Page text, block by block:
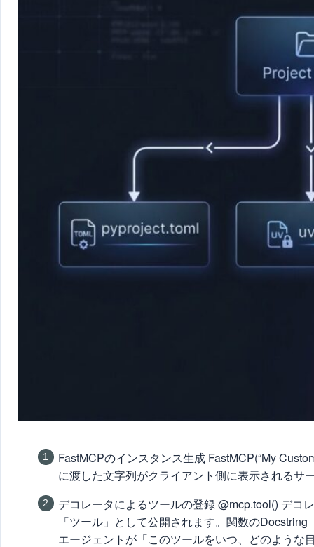
FastMCPのインスタンス生成 FastMCP(“My
に渡した文字列がクライアント側に表示されるサ
デコレータによるツールの登録 @mcp.tool() デコ
「ツール」として公開されます。関数の
エージェントが「このツールをいつ、どのような